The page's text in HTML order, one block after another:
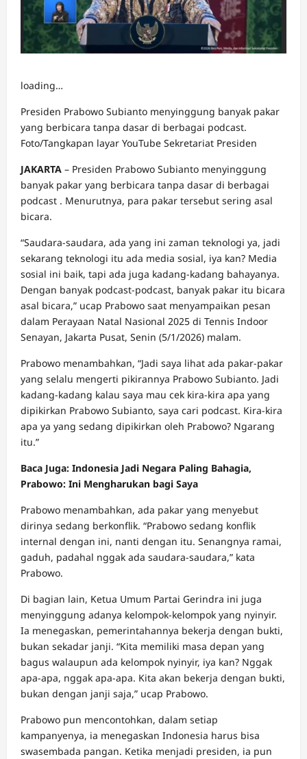
loading…
Presiden Prabowo Subianto menyinggung banyak pakar
yang berbicara tanpa dasar di berbagai podcast.
Foto/Tangkapan layar YouTube Sekretariat Presiden
JAKARTA – Presiden Prabowo Subianto menyinggung
banyak pakar yang berbicara tanpa dasar di berbagai
podcast . Menurutnya, para pakar tersebut sering asal
bicara.
“Saudara-saudara, ada yang ini zaman teknologi ya, jadi
sekarang teknologi itu ada media sosial, iya kan? Media
sosial ini baik, tapi ada juga kadang-kadang bahayanya.
Dengan banyak podcast-podcast, banyak pakar itu bicara
asal bicara,” ucap Prabowo saat menyampaikan pesan
dalam Perayaan Natal Nasional 2025 di Tennis Indoor
Senayan, Jakarta Pusat, Senin (5/1/2026) malam.
Prabowo menambahkan, “Jadi saya lihat ada pakar-pakar
yang selalu mengerti pikirannya Prabowo Subianto. Jadi
kadang-kadang kalau saya mau cek kira-kira apa yang
dipikirkan Prabowo Subianto, saya cari podcast. Kira-kira
apa ya yang sedang dipikirkan oleh Prabowo? Ngarang
itu.”
Baca Juga: Indonesia Jadi Negara Paling Bahagia,
Prabowo: Ini Mengharukan bagi Saya
Prabowo menambahkan, ada pakar yang menyebut
dirinya sedang berkonflik. “Prabowo sedang konflik
internal dengan ini, nanti dengan itu. Senangnya ramai,
gaduh, padahal nggak ada saudara-saudara,” kata
Prabowo.
Di bagian lain, Ketua Umum Partai Gerindra ini juga
menyinggung adanya kelompok-kelompok yang nyinyir.
Ia menegaskan, pemerintahannya bekerja dengan bukti,
bukan sekadar janji. “Kita memiliki masa depan yang
bagus walaupun ada kelompok nyinyir, iya kan? Nggak
apa-apa, nggak apa-apa. Kita akan bekerja dengan bukti,
bukan dengan janji saja,” ucap Prabowo.
Prabowo pun mencontohkan, dalam setiap
kampanyenya, ia menegaskan Indonesia harus bisa
swasembada pangan. Ketika menjadi presiden, ia pun